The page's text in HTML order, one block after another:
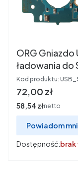
ORG Gniazdo
ładowania do
Kod produktu:
Cena
72,00 zł
Cena
58,54 złnetto
Powiadom
Dostępność: